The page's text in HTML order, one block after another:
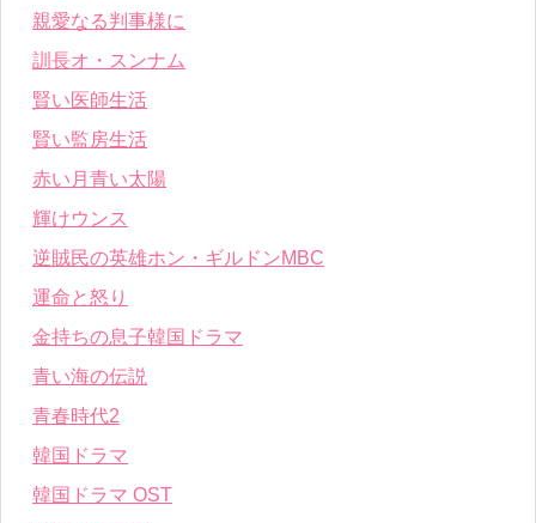
親愛なる判事様に
訓長オ・スンナム
賢い医師生活
賢い監房生活
赤い月青い太陽
輝けウンス
逆賊民の英雄ホン・ギルドンMBC
運命と怒り
金持ちの息子韓国ドラマ
青い海の伝説
青春時代2
韓国ドラマ
韓国ドラマ OST